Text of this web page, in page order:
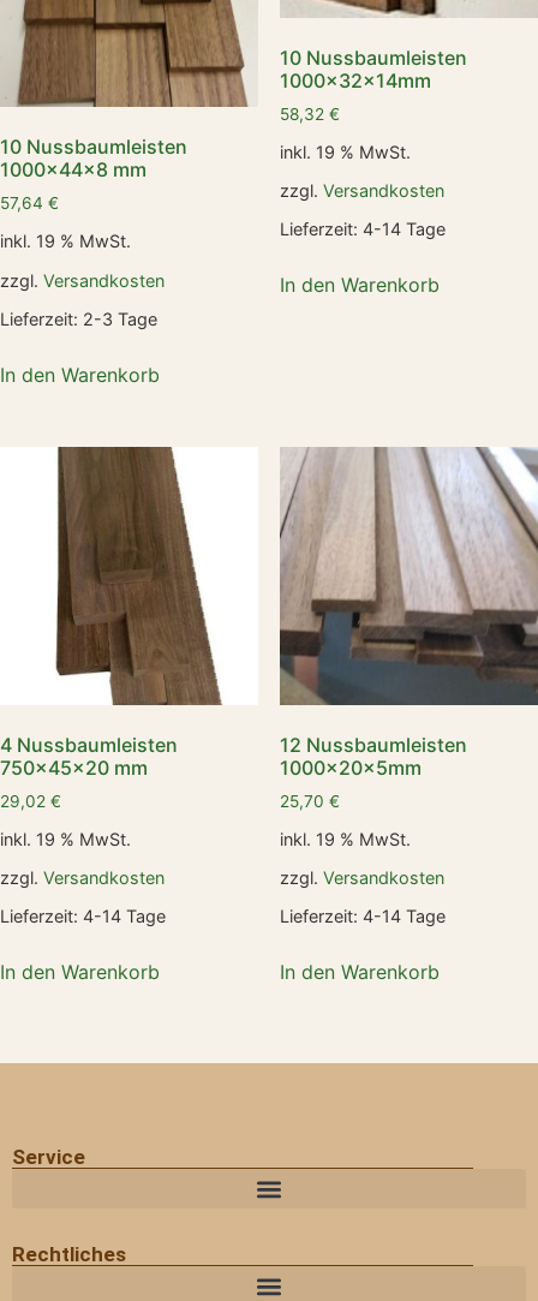
10 Nussbaumleisten
1000x44x8 mm
57,64 €
inkl. 19 % MwSt.
zzgl. Versandkosten
Lieferzeit: 2-3 Tage
In den Warenkorb
10 Nussbaumleisten
1000x32x14mm
58,32 €
inkl. 19 % MwSt.
zzgl. Versandkosten
Lieferzeit: 4-14 Tage
In den Warenkorb
4 Nussbaumleisten
750x45x20 mm
29,02 €
inkl. 19 % MwSt.
zzgl. Versandkosten
Lieferzeit: 4-14 Tage
In den Warenkorb
12 Nussbaumleisten
1000x20x5mm
25,70 €
inkl. 19 % MwSt.
zzgl. Versandkosten
Lieferzeit: 4-14 Tage
In den Warenkorb
Service
Rechtliches